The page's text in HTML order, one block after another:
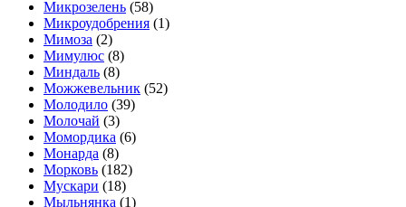
Микрозелень (58)
Микроудобрения (1)
Мимоза (2)
Мимулюс (8)
Миндаль (8)
Можжевельник (52)
Молодило (39)
Молочай (3)
Момордика (6)
Монарда (8)
Морковь (182)
Мускари (18)
Мыльнянка (1)